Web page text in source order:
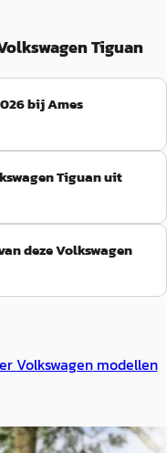
Tiguan
bij Ames
Tiguan uit
deze Volkswagen
Volkswagenmodellen
Tiguan·